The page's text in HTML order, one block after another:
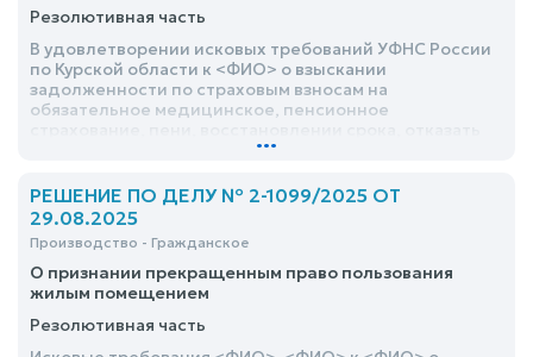
Резолютивная часть
В удовлетворении исковых требований УФНС России
по Курской области к <ФИО> о взыскании
задолженности по страховым взносам на
обязательное медицинское, пенсионное
...
РЕШЕНИЕ ПО ДЕЛУ № 2-1099/2025 ОТ
29.08.2025
Производство - Гражданское
О признании прекращенным право пользования
жилым помещением
Резолютивная часть